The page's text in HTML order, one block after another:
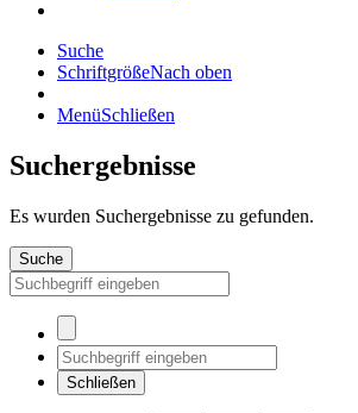
Suche
SchriftgrößeNach oben
MenüSchließen
Suchergebnisse
Es wurden Suchergebnisse zu gefunden.
Suche
Schließen